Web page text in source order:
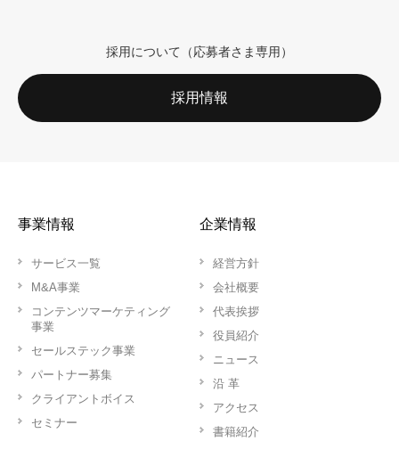
採用について（応募者さま専用）
採用情報
事業情報
サービス一覧
M&A事業
コンテンツマーケティング
事業
セールステック事業
パートナー募集
クライアントボイス
セミナー
企業情報
経営方針
会社概要
代表挨拶
役員紹介
ニュース
沿 革
アクセス
書籍紹介